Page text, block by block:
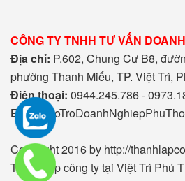
CÔNG TY TNHH TƯ VẤN
Địa chỉ: P.602, Chung Cư B8,
phường Thanh Miếu, TP. Việt Trì,
Điện thoại: 0944.245.786 -
Email:
Copyright 2016 by http://
Thành lập công ty tại Việt Trì Phú